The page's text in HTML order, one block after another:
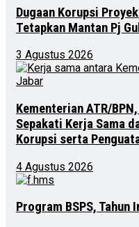
Dugaan Korupsi
Tetapkan Mantan Pj
3 Agustus 2026
Kementerian ATR/
Sepakati Kerja Sama
Korupsi serta
4 Agustus 2026
Program BSPS,